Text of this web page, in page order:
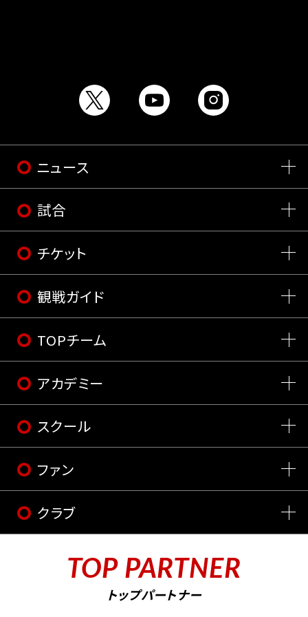
ニュース
試合
チケット
観戦ガイド
TOPチーム
アカデミー
スクール
ファン
クラブ
TOP PARTNER
トップパートナー